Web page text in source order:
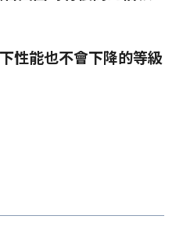
性能也不會下降的等級